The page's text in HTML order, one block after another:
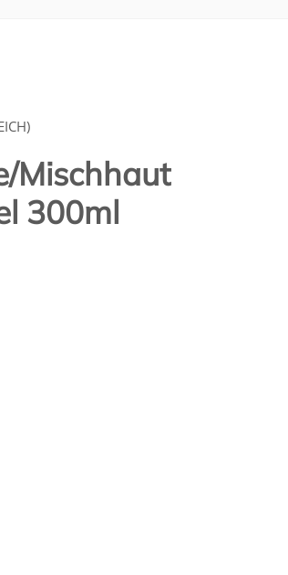
Mischhaut
300ml